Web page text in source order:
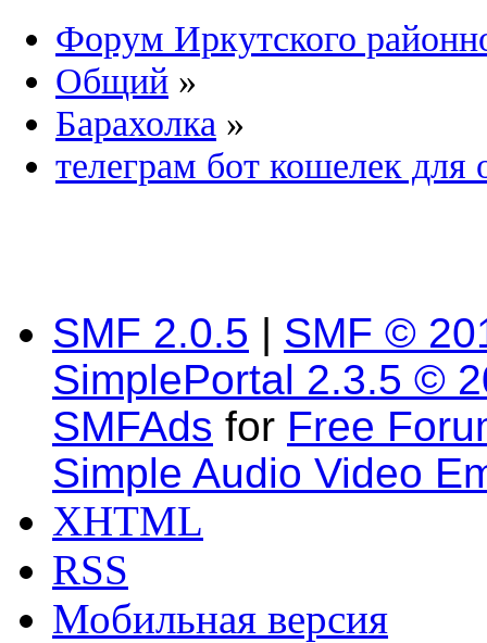
Форум Иркутского
Общий »
Барахолка »
телеграм бот кошелек для
SMF 2.0.5 | SMF ©
SimplePortal 2.3.5 ©
SMFAds for Free
Simple Audio Video
XHTML
RSS
Мобильная версия